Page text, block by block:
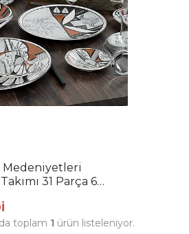
Medeniyetleri
31 Parça 6
toplam 1 ürün listeleniyor.